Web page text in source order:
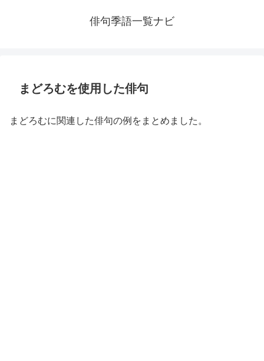
俳句季語一覧ナビ
まどろむを使用した俳句
まどろむに関連した俳句の例をまとめました。